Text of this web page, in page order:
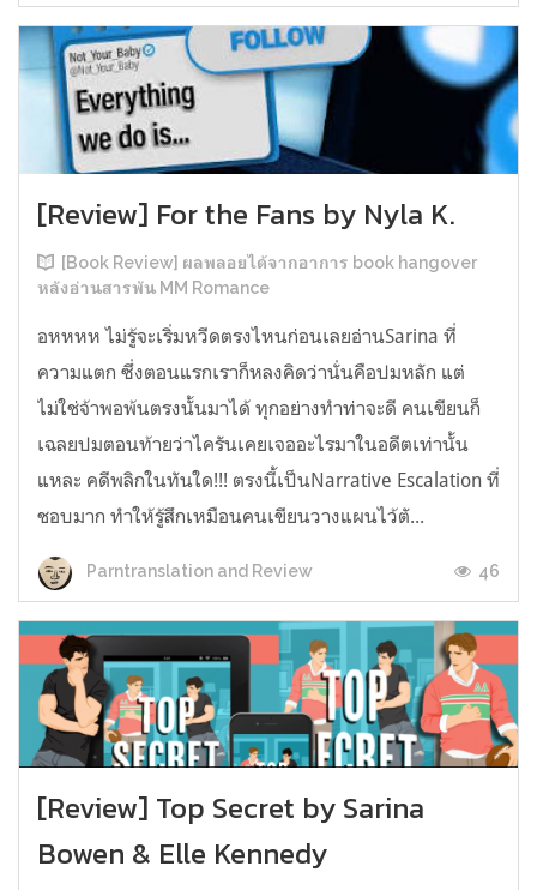
[Review] For the Fans by Nyla K.
[Book Review] ผลพลอยได้จากอาการ book hangover
หลังอ่านสารพัน MM Romance
อหหหห ไม่รู้จะเริ่มหวีดตรงไหนก่อนเลยอ่านSarina ที่
ความแตก ซึ่งตอนแรกเราก็หลงคิดว่านั่นคือปมหลัก แต่
ไม่ใช่จ้าพอพ้นตรงนั้นมาได้ ทุกอย่างทำท่าจะดี คนเขียนก็
เฉลยปมตอนท้ายว่าไครันเคยเจออะไรมาในอดีตเท่านั้น
แหละ คดีพลิกในทันใด!!! ตรงนี้เป็นNarrative Escalation ที่
ชอบมาก ทำให้รู้สึกเหมือนคนเขียนวางแผนไว้ตั...
Parntranslation and Review 46
[Review] Top Secret by Sarina
Bowen & Elle Kennedy